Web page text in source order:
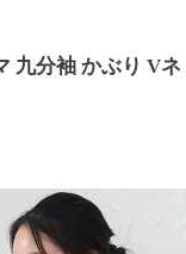
九分袖 かぶり Vネ